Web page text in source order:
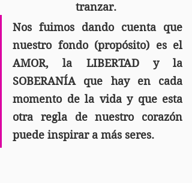
tranzar.
Nos fuimos dando cuenta que
nuestro fondo (propósito) es el
AMOR, la LIBERTAD y la
SOBERANÍA que hay en cada
momento de la vida y que esta
otra regla de nuestro corazón
puede inspirar a más seres.